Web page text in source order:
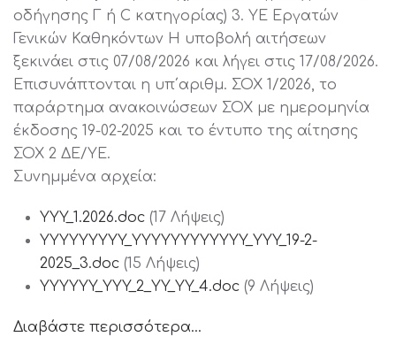
οδήγησης Γ ή C κατηγορίας) 3. ΥΕ Εργατών
Γενικών Καθηκόντων Η υποβολή αιτήσεων
ξεκινάει στις 07/08/2026 και λήγει στις 17/08/2026.
Επισυνάπτονται η υπ΄αριθμ. ΣΟΧ 1/2026, το
παράρτημα ανακοινώσεων ΣΟΧ με ημερομηνία
έκδοσης 19-02-2025 και το έντυπο της αίτησης
ΣΟΧ 2 ΔΕ/ΥΕ.
Συνημμένα αρχεία:
YYY_1.2026.doc (17 Λήψεις)
YYYYYYYYY_YYYYYYYYYYYY_YYY_19-2-
2025_3.doc (15 Λήψεις)
YYYYYY_YYY_2_YY_YY_4.doc (9 Λήψεις)
Διαβάστε περισσότερα...